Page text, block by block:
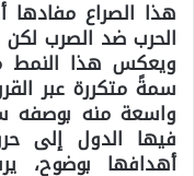
هذا الصراع مفادها
الحرب ضد الصرب لكن
ويعكس هذا النمط
سمةً متكررة عبر
واسعة منه بوصفه
فيها الدول إلى
أهدافها بوضوح،